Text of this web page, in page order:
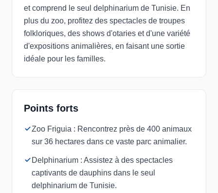
et comprend le seul delphinarium de Tunisie. En
plus du zoo, profitez des spectacles de troupes
folkloriques, des shows d'otaries et d'une variété
d'expositions animalières, en faisant une sortie
idéale pour les familles.
Points forts
Zoo Friguia : Rencontrez près de 400 animaux
sur 36 hectares dans ce vaste parc animalier.
Delphinarium : Assistez à des spectacles
captivants de dauphins dans le seul
delphinarium de Tunisie.